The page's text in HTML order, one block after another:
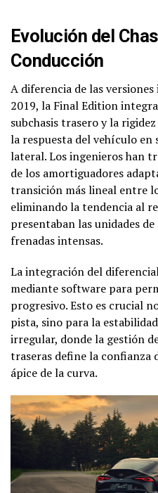
Evolución del
Conducción
A diferencia de las
2019, la Final Edition
subchasis trasero y la
la respuesta del vehículo en
lateral. Los ingenieros han
de los amortiguadores
transición más lineal entre
eliminando la tendencia al
presentaban las unidades
frenadas intensas.
La integración del
mediante software para
progresivo. Esto es crucial
pista, sino para la
irregular, donde la gestión
traseras define la confianza
ápice de la curva.